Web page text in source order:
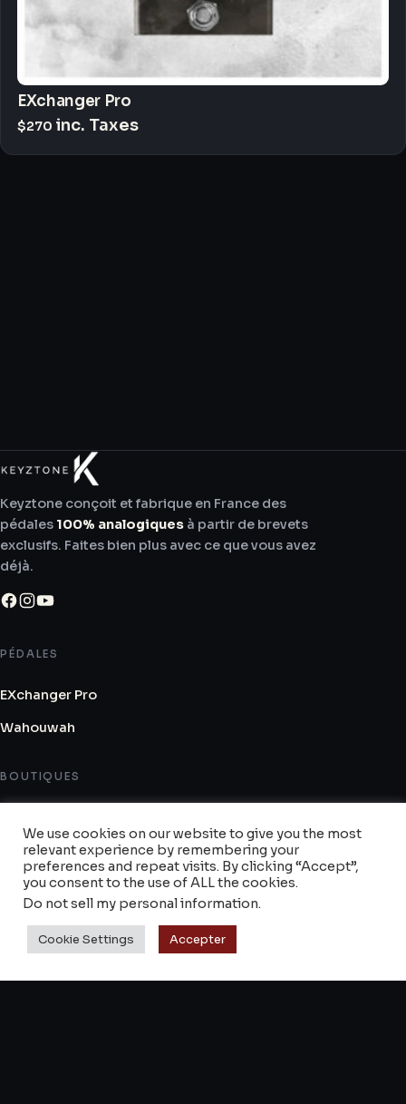
EXchanger Pro
$270 inc. Taxes
Keyztone conçoit et fabrique en France des
pédales 100% analogiques à partir de brevets
exclusifs. Faites bien plus avec ce que vous avez
déjà.
PÉDALES
EXchanger Pro
Wahouwah
BOUTIQUES
Reverb
Revendeurs & magasins
We use cookies on our website to give you the most
relevant experience by remembering your
preferences and repeat visits. By clicking “Accept”,
you consent to the use of ALL the cookies.
Do not sell my personal information.
Cookie Settings Accepter